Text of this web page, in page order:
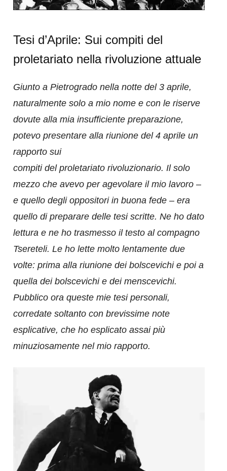
Tesi d’Aprile: Sui compiti del
proletariato nella rivoluzione attuale
Giunto a Pietrogrado nella notte del 3 aprile,
naturalmente solo a mio nome e con le riserve
dovute alla mia insufficiente preparazione,
potevo presentare alla riunione del 4 aprile un
rapporto sui
compiti del proletariato rivoluzionario. Il solo
mezzo che avevo per agevolare il mio lavoro –
e quello degli oppositori in buona fede – era
quello di preparare delle tesi scritte. Ne ho dato
lettura e ne ho trasmesso il testo al compagno
Tsereteli. Le ho lette molto lentamente due
volte: prima alla riunione dei bolscevichi e poi a
quella dei bolscevichi e dei menscevichi.
Pubblico ora queste mie tesi personali,
corredate soltanto con brevissime note
esplicative, che ho esplicato assai più
minuziosamente nel mio rapporto.